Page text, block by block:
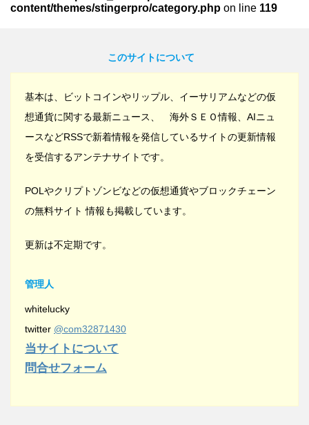
content/themes/stingerpro/category.php on line 119
このサイトについて
基本は、ビットコインやリップル、イーサリアムなどの仮
想通貨に関する最新ニュース、 海外ＳＥＯ情報、AIニュ
ースなどRSSで新着情報を発信しているサイトの更新情報
を受信するアンテナサイトです。
POLやクリプトゾンビなどの仮想通貨やブロックチェーン
の無料サイト 情報も掲載しています。
更新は不定期です。
管理人
whitelucky
twitter @com32871430
当サイトについて
問合せフォーム